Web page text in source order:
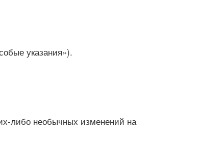
указания»).
либо необычных изменений на